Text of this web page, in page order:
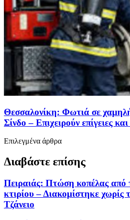
Θεσσαλονίκη: Φωτιά σε
Σίνδο – Επιχειρούν επίγειες
Επιλεγμένα άρθρα
Διαβάστε επίσης
Πειραιάς: Πτώση κοπέλας από
κτιρίου – Διακομίστηκε χωρίς
Τζάνειο